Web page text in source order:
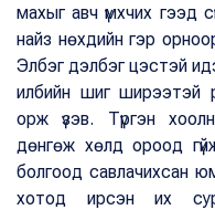
махыг авч үмхчих гээд
найз нөхдийн гэр
Элбэг дэлбэг цэстэй
илбийн шиг ширээтэй
орж үзэв. Түргэн
дөнгөж хөлд ороод
болгоод савлачихсан
хотод ирсэн их